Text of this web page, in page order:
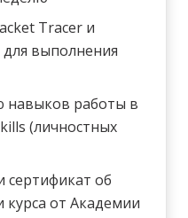
Tracer и
выполнения
навыков работы в
(личностных
об
от Академии